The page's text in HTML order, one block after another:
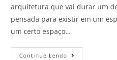
arquitetura que vai durar um
pensada para existir em um
um certo espaço…
Continue Lendo